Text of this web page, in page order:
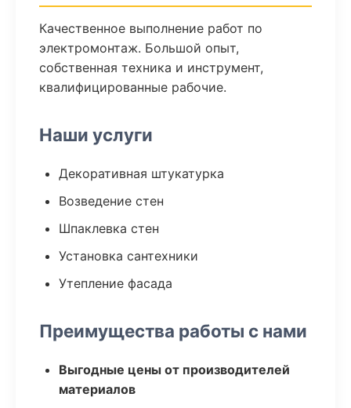
Качественное выполнение работ по
электромонтаж. Большой опыт,
собственная техника и инструмент,
квалифицированные рабочие.
Наши услуги
Декоративная штукатурка
Возведение стен
Шпаклевка стен
Установка сантехники
Утепление фасада
Преимущества работы с нами
Выгодные цены от производителей
материалов